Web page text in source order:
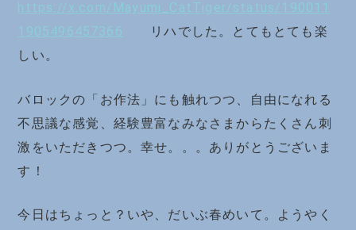
https://x.com/Mayumi_CatTiger/status/190011
1905496457366 リハでした。とてもとても楽
しい。
バロックの「お作法」にも触れつつ、自由になれる
不思議な感覚、経験豊富なみなさまからたくさん刺
激をいただきつつ。幸せ。。。ありがとうございま
す！
今日はちょっと？いや、だいぶ春めいて。ようやく